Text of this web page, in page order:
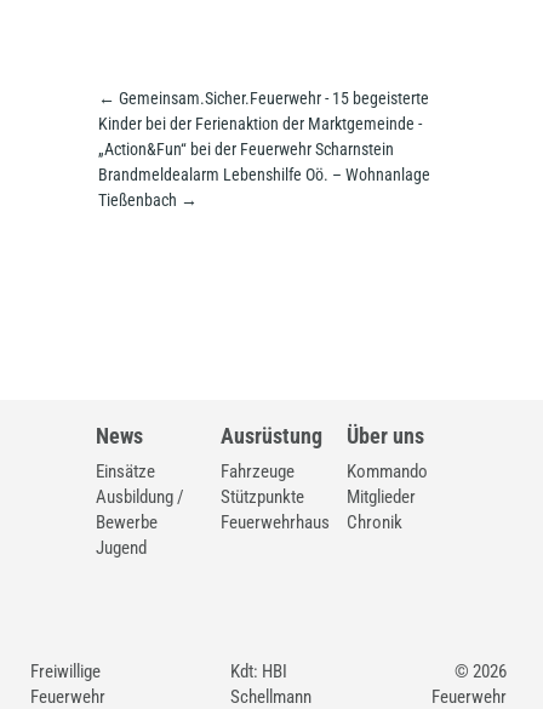
← Gemeinsam.Sicher.Feuerwehr - 15 begeisterte
Kinder bei der Ferienaktion der Marktgemeinde -
„Action&Fun“ bei der Feuerwehr Scharnstein
Brandmeldealarm Lebenshilfe Oö. – Wohnanlage
Tießenbach →
News
Einsätze
Ausbildung /
Bewerbe
Jugend
Ausrüstung
Fahrzeuge
Stützpunkte
Feuerwehrhaus
Über uns
Kommando
Mitglieder
Chronik
Freiwillige
Feuerwehr
Kdt: HBI
Schellmann
© 2026
Feuerwehr